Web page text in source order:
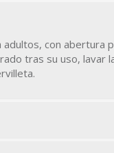
con abertura
tras su uso, lavar